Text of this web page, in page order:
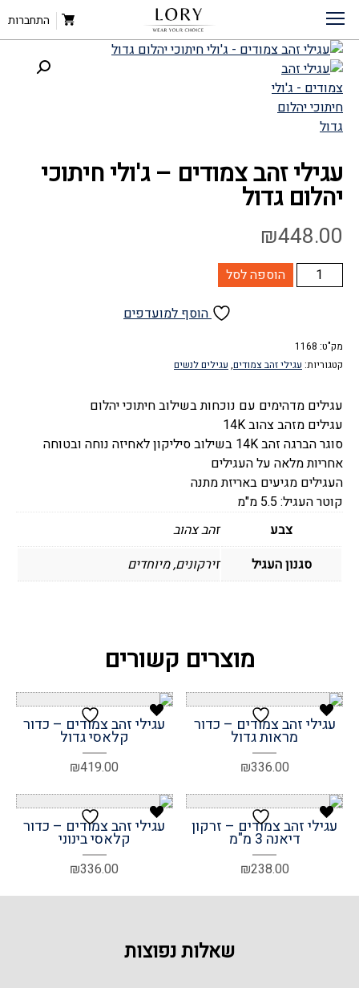
התחברות דף הבית »עגילים לנשים עגילי זהב צמודים – ג’ולי חיתוכי יהלום גדול
עגילי זהב צמודים – ג'ולי חיתוכי
יהלום גדול
₪448.00
כמות
של
צמודים
-
חיתוכי
יהלום
גדול
הוספה לסל
הוסף למועדפים
מק"ט: 1168
קטגוריות: עגילי זהב צמודים, עגילים לנשים
עגילים מדהימים עם נוכחות בשילוב חיתוכי יהלום
עגילים מזהב צהוב 14K
סוגר הברגה זהב 14K בשילוב סיליקון לאחיזה נוחה ובטוחה
אחריות מלאה על העגילים
העגילים מגיעים באריזת מתנה
קוטר העגיל: 5.5 מ"מ
צבע
זהב צהוב
סגנון העגיל
זירקונים, מיוחדים
מוצרים קשורים
עגילי זהב צמודים – כדור
מראות גדול
₪336.00
עגילי זהב צמודים – כדור
קלאסי גדול
₪419.00
עגילי זהב צמודים – זרקון
דיאנה 3 מ"מ
₪238.00
עגילי זהב צמודים – כדור
קלאסי בינוני
₪336.00
שאלות נפוצות